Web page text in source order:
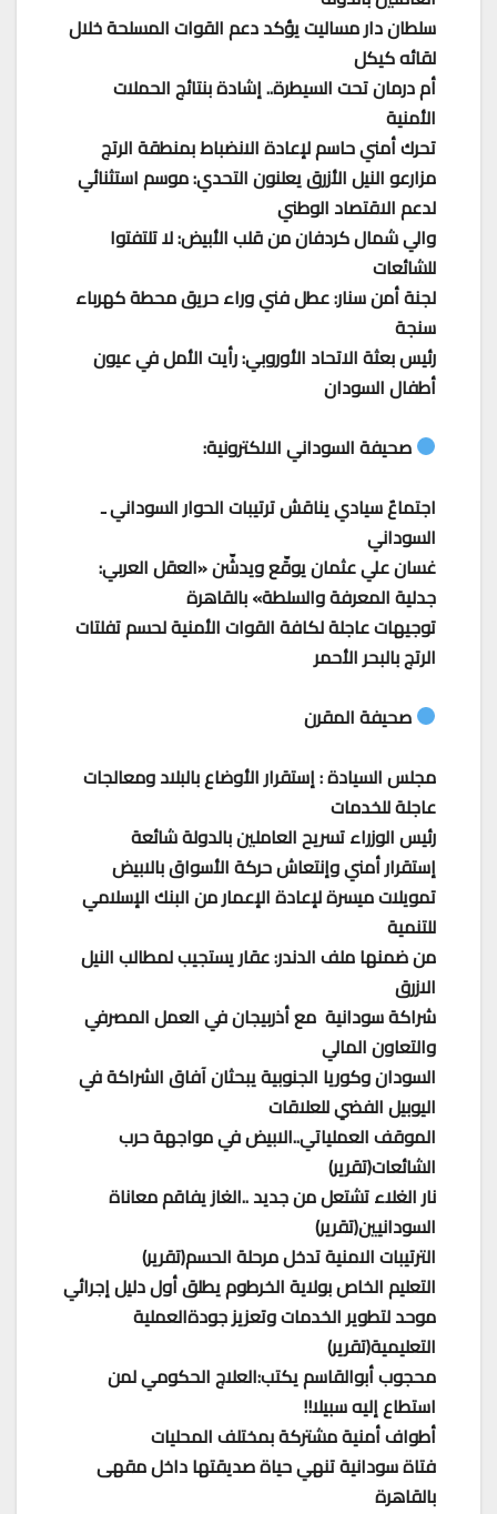
سلطان دار مساليت يؤكد دعم القوات المسلحة خلال
لقائه كيكل
أم درمان تحت السيطرة.. إشادة بنتائج الحملات
الأمنية
تحرك أمني حاسم لإعادة الانضباط بمنطقة الرتج
مزارعو النيل الأزرق يعلنون التحدي: موسم استثنائي
لدعم الاقتصاد الوطني
والي شمال كردفان من قلب الأبيض: لا تلتفتوا
للشائعات
لجنة أمن سنار: عطل فني وراء حريق محطة كهرباء
سنجة
رئيس بعثة الاتحاد الأوروبي: رأيت الأمل في عيون
أطفال السودان
صحيفة السوداني الالكترونية:
اجتماعٌ سيادي يناقش ترتيبات الحوار السوداني ـ
السوداني
غسان علي عثمان يوقّع ويدشّن «العقل العربي:
جدلية المعرفة والسلطة» بالقاهرة
توجيهات عاجلة لكافة القوات الأمنية لحسم تفلتات
الرتج بالبحر الأحمر
صحيفة المقرن
مجلس السيادة : إستقرار الأوضاع بالبلاد ومعالجات
عاجلة للخدمات
رئيس الوزراء تسريح العاملين بالدولة شائعة
إستقرار أمني وإنتعاش حركة الأسواق بالابيض
تمويلات ميسرة لإعادة الإعمار من البنك الإسلامي
للتنمية
من ضمنها ملف الدندر: عقار يستجيب لمطالب النيل
الازرق
شراكة سودانية مع أذربيجان في العمل المصرفي
والتعاون المالي
السودان وكوريا الجنوبية يبحثان آفاق الشراكة في
اليوبيل الفضي للعلاقات
الموقف العملياتي..الابيض في مواجهة حرب
الشائعات(تقرير)
نار الغلاء تشتعل من جديد ..الغاز يفاقم معاناة
السودانيين(تقرير)
الترتيبات الامنية تدخل مرحلة الحسم(تقرير)
التعليم الخاص بولاية الخرطوم يطلق أول دليل إجرائي
موحد لتطوير الخدمات وتعزيز جودةالعملية
التعليمية(تقرير)
محجوب أبوالقاسم يكتب:العلاج الحكومي لمن
استطاع إليه سبيلا!!
أطواف أمنية مشتركة بمختلف المحليات
فتاة سودانية تنهي حياة صديقتها داخل مقهى
بالقاهرة